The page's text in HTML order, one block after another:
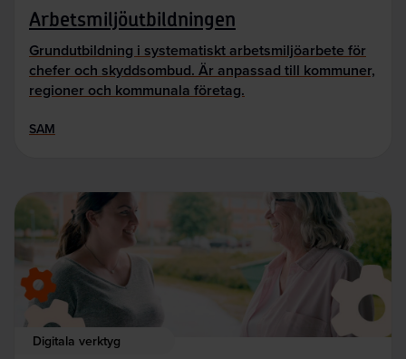
Arbetsmiljöutbildningen
Grundutbildning i systematiskt arbetsmiljöarbete för
chefer och skyddsombud. Är anpassad till kommuner,
regioner och kommunala företag.
SAM
Digitala verktyg